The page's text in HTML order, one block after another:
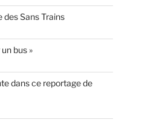
des Sans Trains
bus »
dans ce reportage de